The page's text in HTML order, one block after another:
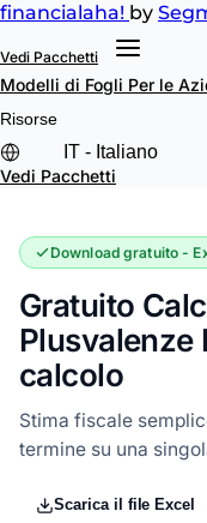
financialaha! by
Vedi Pacchetti
Modelli di Fogli Per le
Risorse
Vedi Pacchetti
Download gratuito -
Gratuito
Plusvalenze
calcolo
Stima fiscale
termine su una
Scarica il file Excel